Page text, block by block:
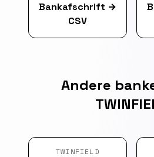
Bankafschrift →
CSV
Andere
TWINFIELD